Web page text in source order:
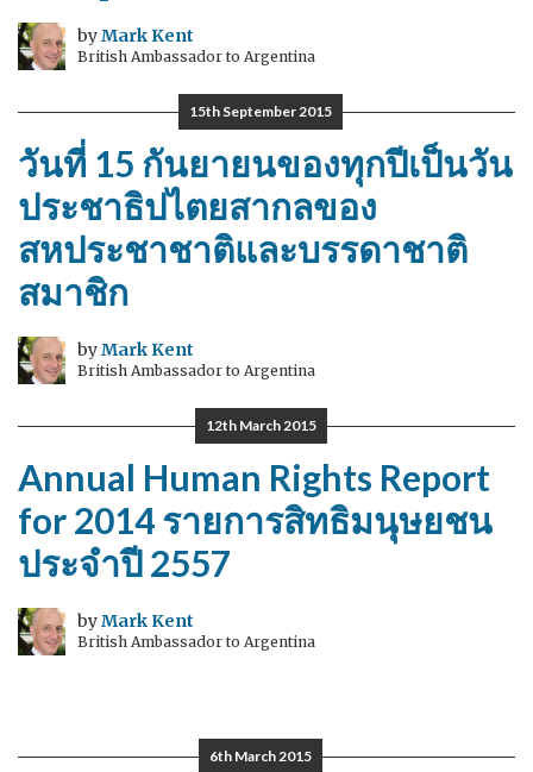
byMark Kent
British Ambassador to Argentina
15th September 2015
วันที่ 15 กันยายนของทุกปีเป็นวัน
ประชาธิปไตยสากลของ
สหประชาชาติและบรรดาชาติ
สมาชิก
byMark Kent
British Ambassador to Argentina
12th March 2015
Annual Human Rights Report
for 2014 รายการสิทธิมนุษยชน
ประจำปี 2557
byMark Kent
British Ambassador to Argentina
6th March 2015